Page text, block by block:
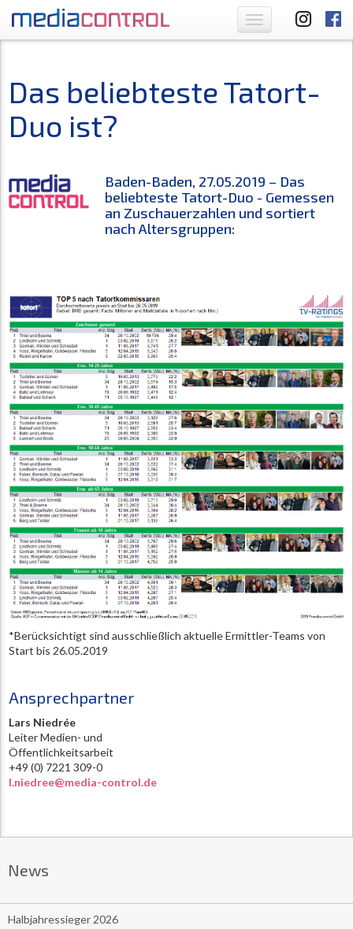
Toggle
navigation
Das beliebteste Tatort-
Duo ist?
Baden-Baden, 27.05.2019 – Das
beliebteste Tatort-Duo - Gemessen
an Zuschauerzahlen und sortiert
nach Altersgruppen:
*Berücksichtigt sind ausschließlich aktuelle Ermittler-Teams von
Start bis 26.05.2019
Ansprechpartner
Lars Niedrée
Leiter Medien- und
Öffentlichkeitsarbeit
+49 (0) 7221 309-0
l.niedree@media-control.de
News
Halbjahressieger 2026